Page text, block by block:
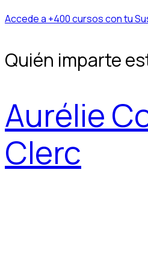
Accede a +400 cursos con tu
Quién imparte
Aurélie
Clerc